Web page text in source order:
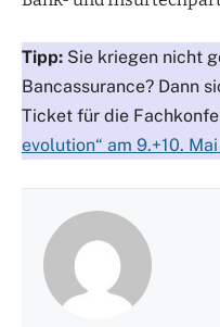
Tipp: Sie kriegen nicht
Bancassurance? Dann
Ticket für die
evolution“ am 9.+10.